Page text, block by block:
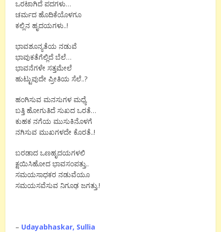
ಒರಟಾಗಿದೆ ಪದಗಳು…
ಚರ್ಮದ ಹೊದಿಕೆಯೊಳಗೂ
ಕಲ್ಲಿನ ಹೃದಯಗಳು..!
ಭಾವಶೂನ್ಯತೆಯ ನಡುವೆ
ಭಾವುಕತೆಗೆಲ್ಲಿದೆ ಬೆಲೆ…
ಭಾವನೆಗಳೇ ಸತ್ತಮೇಲೆ
ಹುಟ್ಟುವುದೇ ಪ್ರೀತಿಯ ಸೆಲೆ..?
ಹಂಗಿಸುವ ಮನಸುಗಳ ಮಧ್ಯೆ
ಬತ್ತಿ ಹೋಗುತಿದೆ ಸುಖದ ಒರತೆ…
ಕುಹಕ ನಗೆಯ ಮುಸುಕಿನೊಳಗೆ
ನಗಿಸುವ ಮುಖಗಳದೇ ಕೊರತೆ..!
ಬರಡಾದ ಒಣಹೃದಯಗಳಲಿ
ಕ್ಷಯಿಸಿಹೋದ ಭಾವಸಂಪತ್ತು..
ಸಮಯಸಾಧಕರ ನಡುವೆಯೂ
ಸಮಯಸವೆಸುವ ನಿಗೂಢ ಜಗತ್ತು.!
– Udayabhaskar, Sullia